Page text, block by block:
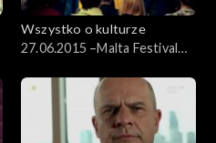
Wszystko o kulturze
27.06.2015 –Malta Festival